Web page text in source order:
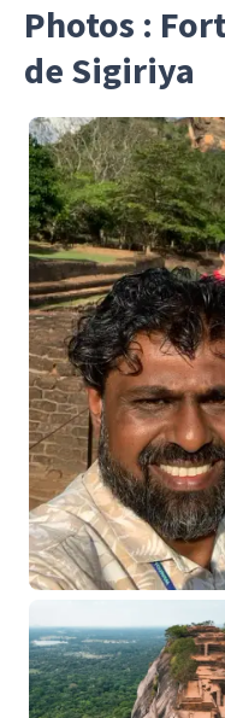
Photos :
de Sigiriya